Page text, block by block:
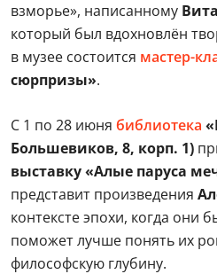
взморье», написанному
который был вдохновлён
в музее состоится мастер-
сюрпризы».
С 1 по 28 июня библиотека
Большевиков, 8, корп. 1)
выставку«Алые паруса
представит произведения
контексте эпохи, когда они
поможет лучше понять их
философскую глубину.